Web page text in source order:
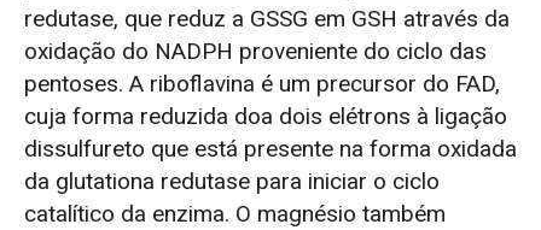
redutase, que reduz a GSSG em GSH através da
oxidação do NADPH proveniente do ciclo das
pentoses. A riboflavina é um precursor do FAD,
cuja forma reduzida doa dois elétrons à ligação
dissulfureto que está presente na forma oxidada
da glutationa redutase para iniciar o ciclo
catalítico da enzima. O magnésio também